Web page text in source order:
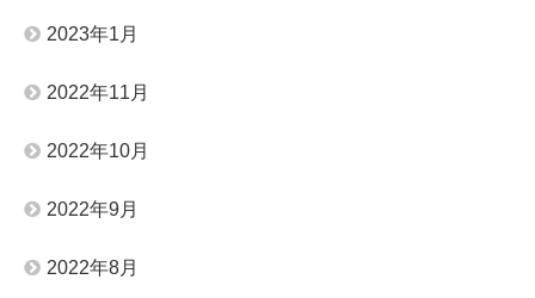
2023年1月
2022年11月
2022年10月
2022年9月
2022年8月